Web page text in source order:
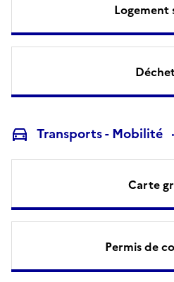
Logement
Transports - Mobilité
Carte
Permis de